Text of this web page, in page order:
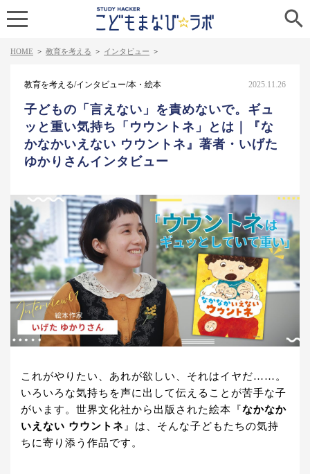

HOME > 教育を考える > インタビュー >
教育を考える/インタビュー/本・絵本 2025.11.26
子どもの「言えない」を責めないで。ギュ
ッと重い気持ち「ウウントネ」とは｜『な
かなかいえない ウウントネ』著者・いげた
ゆかりさんインタビュー
これがやりたい、あれが欲しい、それはイヤだ……。
いろいろな気持ちを声に出して伝えることが苦手な子
がいます。世界文化社から出版された絵本『なかなか
いえない ウウントネ』は、そんな子どもたちの気持
ちに寄り添う作品です。